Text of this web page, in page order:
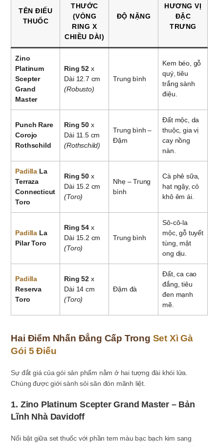
TÊN ĐIẾU
THUỐC
THƯỚC
(VÒNG
RING X
CHIỀU DÀI)
ĐỘ NẶNG
HƯƠNG VỊ
ĐẶC
TRƯNG
Zino
Platinum
Scepter
Grand
Master
Ring 52 x
Dài 12.7 cm
(Robusto)
Trung bình
Kem béo, gỗ
quý, tiêu
trắng sành
điệu.
Punch Rare
Corojo
Rothschild
Ring 50 x
Dài 11.5 cm
(Rothschild)
Trung bình –
Đậm
Đất mộc, da
thuộc, gia vị
cay nồng
nàn.
Padilla La
Terraza
Connecticut
Toro
Ring 50 x
Dài 15.2 cm
(Toro)
Nhẹ – Trung
bình
Cà phê sữa,
hạt ngậy, cỏ
khô êm ái.
Padilla La
Pilar Toro
Ring 54 x
Dài 15.2 cm
(Toro)
Trung bình
Sô-cô-la
mộc, gỗ tuyết
tùng, mật
ong dịu.
Padilla
Reserva
Toro
Ring 52 x
Dài 14 cm
(Toro)
Đậm đà
Đất, ca cao
đắng, tiêu
đen mạnh
mẽ.
Hai Điểm Nhấn Đẳng Cấp Trong Set Xì Gà
Gói 5 Điếu
Sự đắt giá của gói sản phẩm nằm ở hai tượng đài khói lửa.
Chúng được giới sành sỏi săn đón mãnh liệt.
1. Zino Platinum Scepter Grand Master – Bản
Lĩnh Nhà Davidoff
Nổi bật giữa set thuốc với phần tem màu bạc bạch kim sang